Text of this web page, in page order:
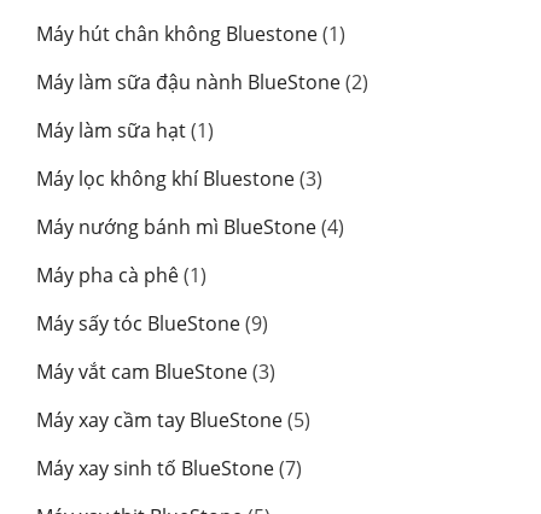
Máy hút chân không Bluestone(1)
Máy làm sữa đậu nành BlueStone(2)
Máy làm sữa hạt(1)
Máy lọc không khí Bluestone(3)
Máy nướng bánh mì BlueStone(4)
Máy pha cà phê(1)
Máy sấy tóc BlueStone(9)
Máy vắt cam BlueStone(3)
Máy xay cầm tay BlueStone(5)
Máy xay sinh tố BlueStone(7)